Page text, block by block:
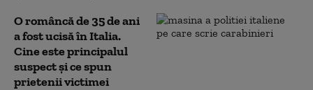
O româncă de 35 de ani
a fost ucisă în Italia.
Cine este principalul
suspect și ce spun
prietenii victimei